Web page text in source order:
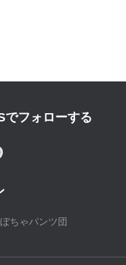
でフォローする
ちゃパンツ団